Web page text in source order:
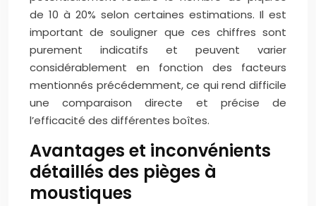
de 10 à 20% selon certaines estimations. Il est
important de souligner que ces chiffres sont
purement indicatifs et peuvent varier
considérablement en fonction des facteurs
mentionnés précédemment, ce qui rend difficile
une comparaison directe et précise de
l’efficacité des différentes boîtes.
Avantages et inconvénients
détaillés des pièges à
moustiques